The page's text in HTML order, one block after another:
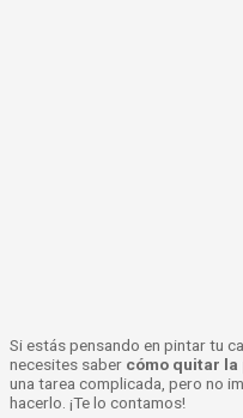
Si estás pensando en pintar tu
necesites saber cómo quitar la
una tarea complicada, pero no
hacerlo. ¡Te lo contamos!